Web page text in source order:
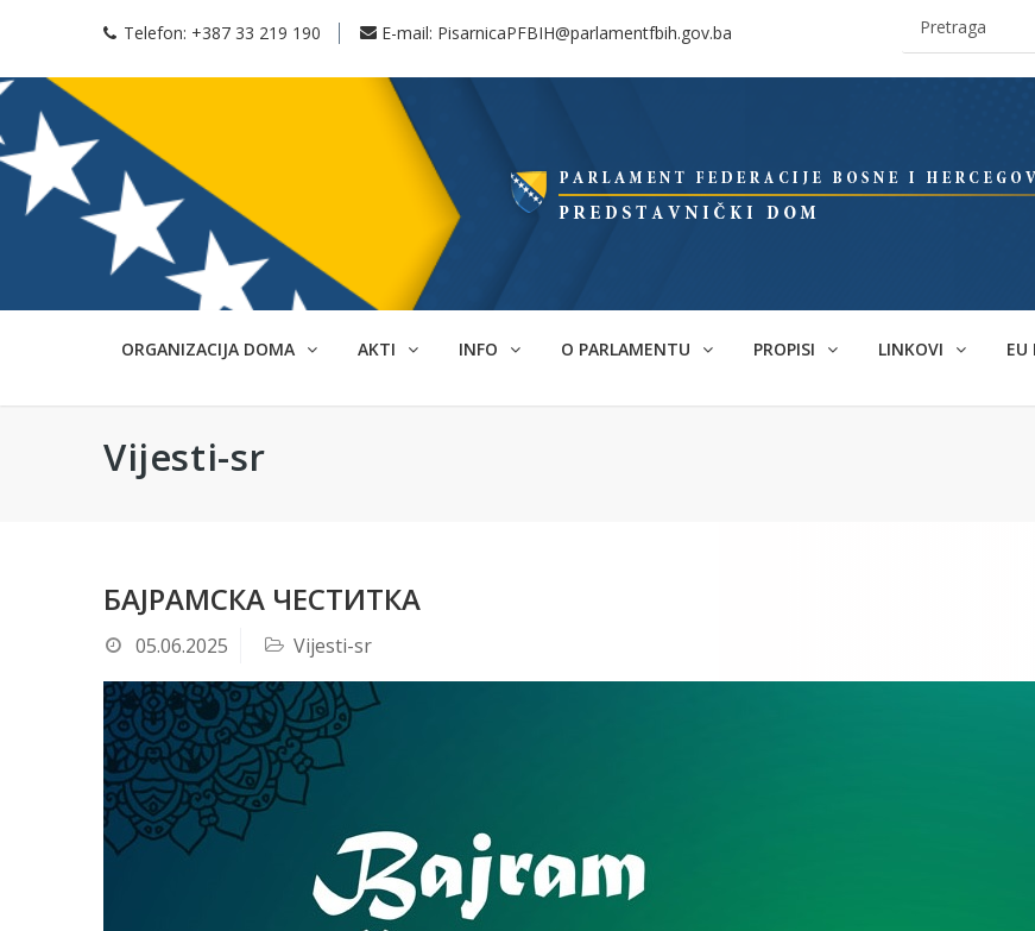
Telefon: +387 33 219 190 E-mail: PisarnicaPFBIH@parlamentfbih.gov.ba
ORGANIZACIJA DOMA AKTI INFO O PARLAMENTU PROPISI LINKOVI EU
Vijesti-sr
БАЈРАМСКА ЧЕСТИТКА
05.06.2025 Vijesti-sr